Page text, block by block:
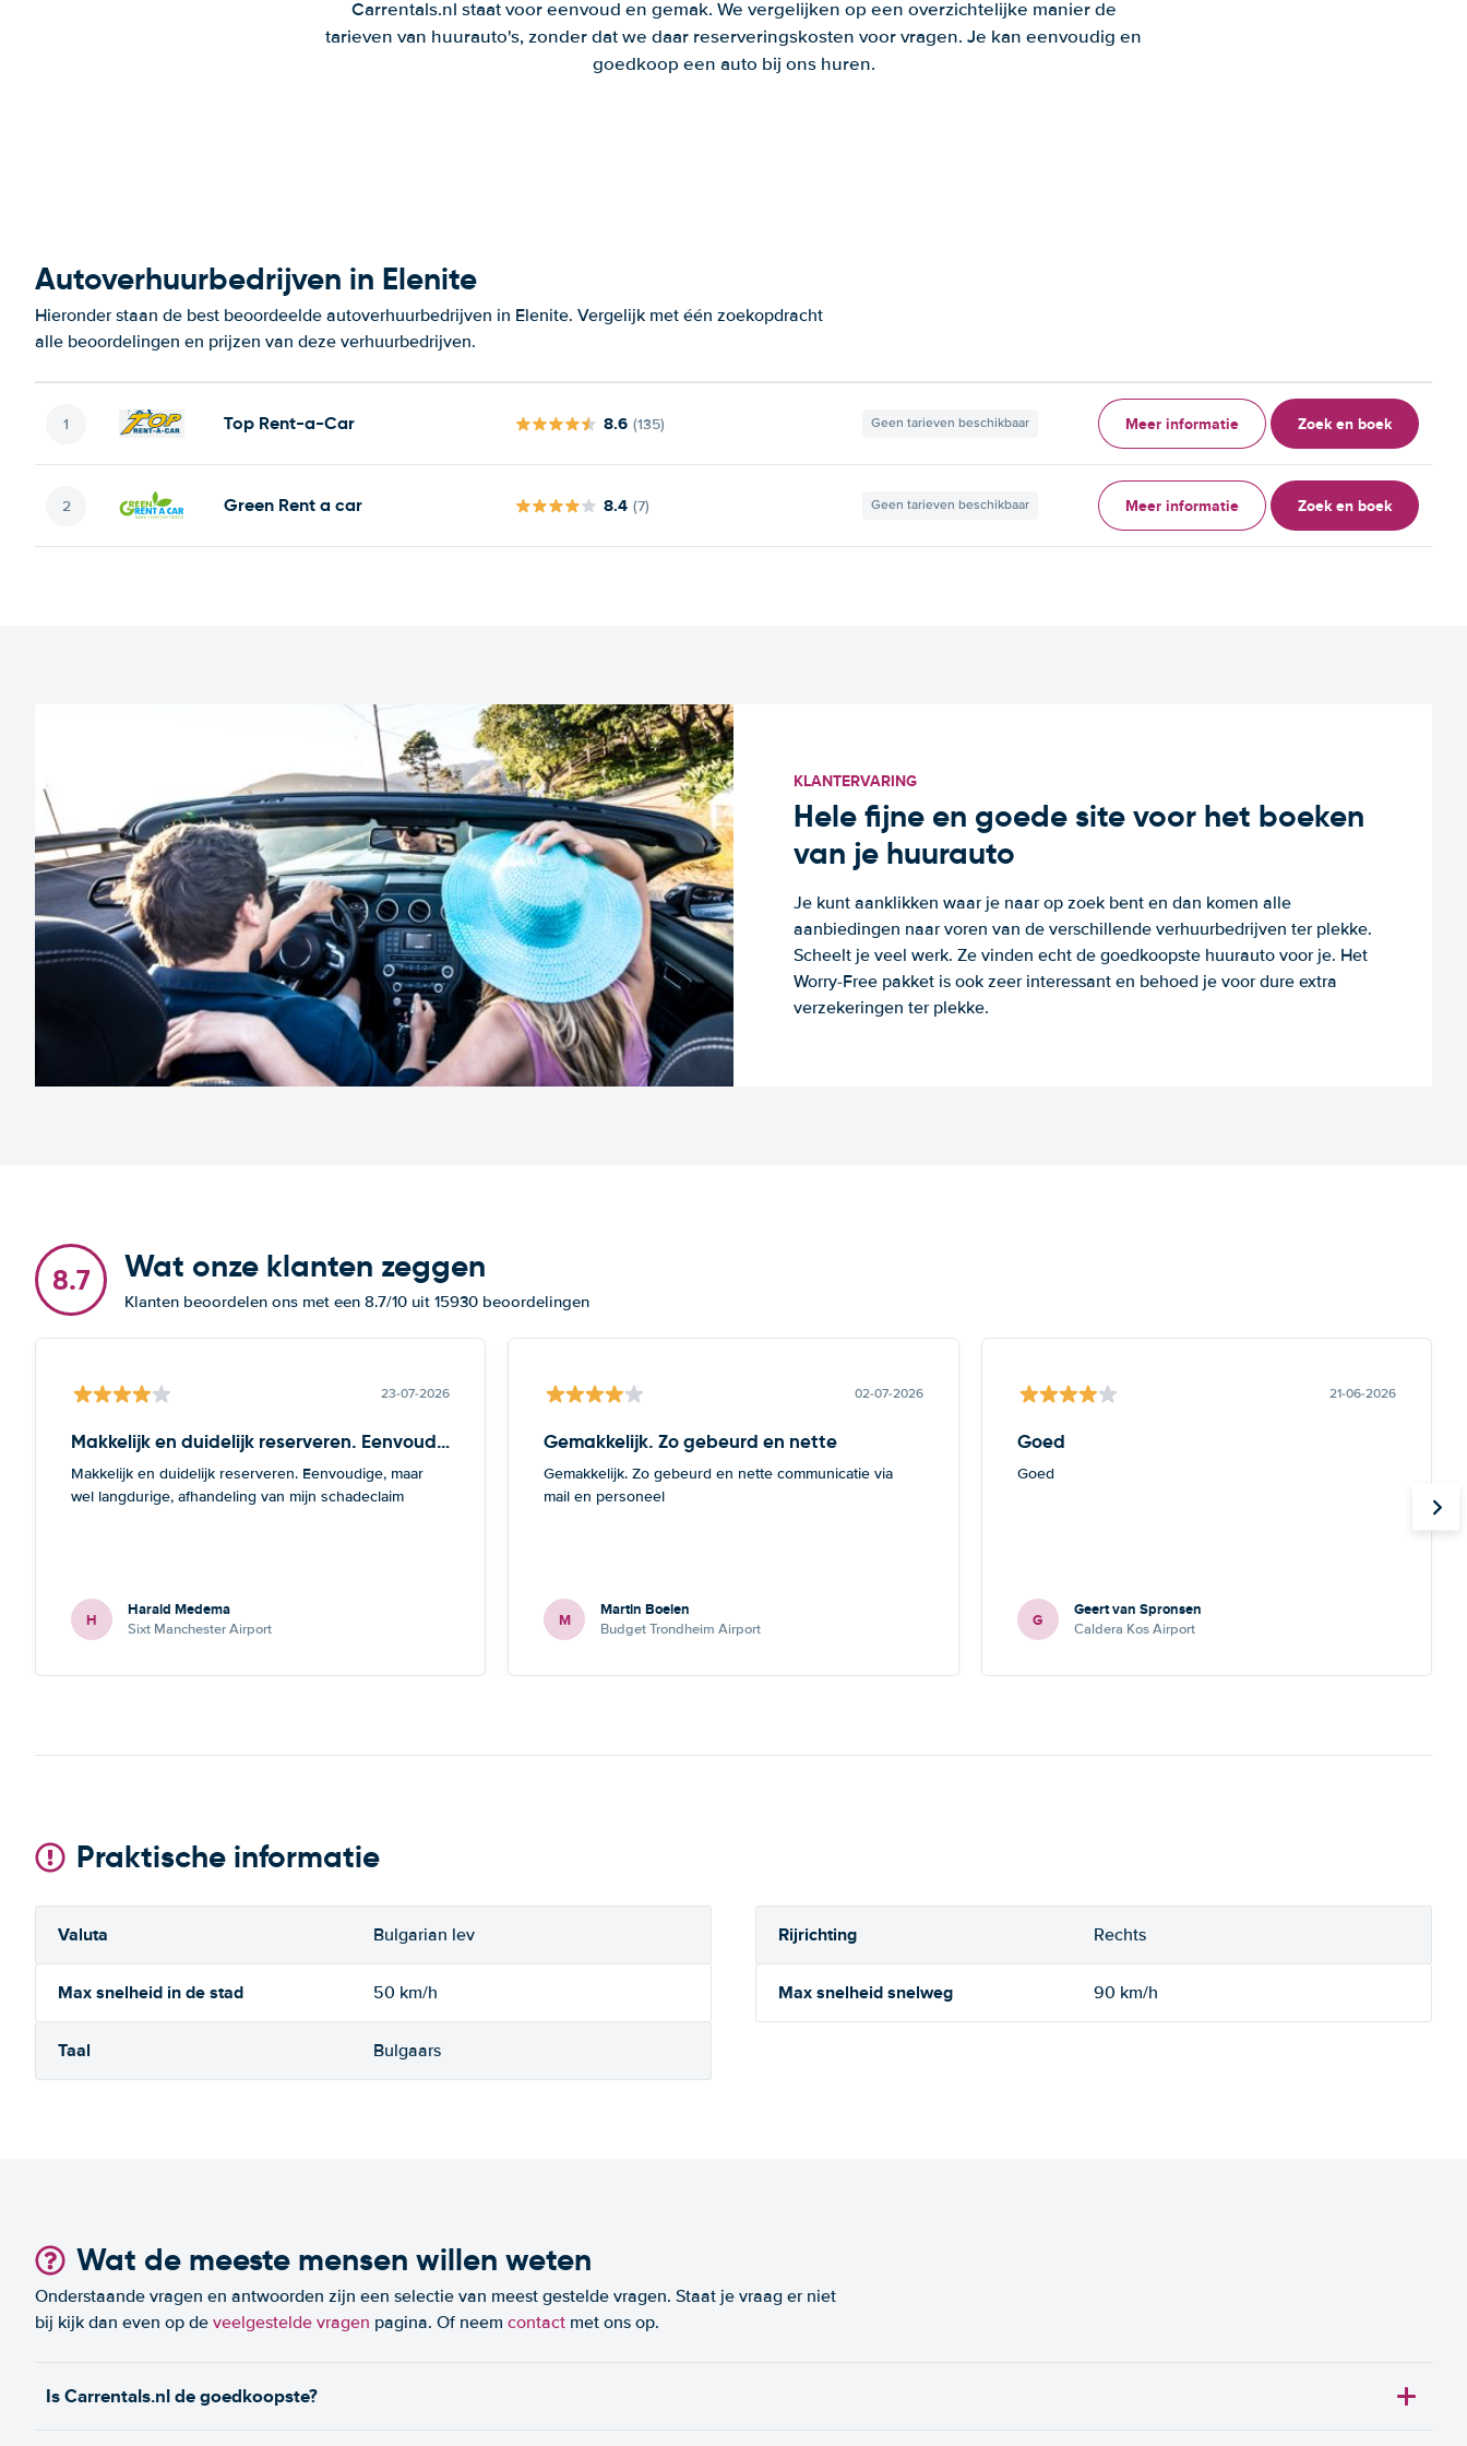
Carrentals.nl staat voor eenvoud en gemak. We vergelijken op een overzichtelijke manier de
tarieven van huurauto's, zonder dat we daar reserveringskosten voor vragen. Je kan eenvoudig en
goedkoop een auto bij ons huren.
Autoverhuurbedrijven in Elenite
Hieronder staan de best beoordeelde autoverhuurbedrijven in Elenite. Vergelijk met één zoekopdracht
alle beoordelingen en prijzen van deze verhuurbedrijven.
Top Rent-a-Car 8.6 (135) Geen tarieven beschikbaar Meer informatie Zoek en boek
Green Rent a car 8.4 (7) Geen tarieven beschikbaar Meer informatie Zoek en boek
KLANTERVARING
Hele fijne en goede site voor het boeken
van je huurauto
Je kunt aanklikken waar je naar op zoek bent en dan komen alle
aanbiedingen naar voren van de verschillende verhuurbedrijven ter plekke.
Scheelt je veel werk. Ze vinden echt de goedkoopste huurauto voor je. Het
Worry-Free pakket is ook zeer interessant en behoed je voor dure extra
verzekeringen ter plekke.
8.7 Wat onze klanten zeggen
Klanten beoordelen ons met een 8.7/10 uit 15930 beoordelingen
23-07-2026
Makkelijk en duidelijk reserveren. Eenvoudige
Makkelijk en duidelijk reserveren. Eenvoudige, maar
wel langdurige, afhandeling van mijn schadeclaim
H Harald Medema
Sixt Manchester Airport
02-07-2026
Gemakkelijk. Zo gebeurd en nette
Gemakkelijk. Zo gebeurd en nette communicatie via
mail en personeel
M Martin Boelen
Budget Trondheim Airport
21-06-2026
Goed
Goed
G Geert van Spronsen
Caldera Kos Airport
Praktische informatie
Valuta Bulgarian lev Rijrichting Rechts
Max snelheid in de stad 50 km/h Max snelheid snelweg 90 km/h
Taal Bulgaars
Wat de meeste mensen willen weten
Onderstaande vragen en antwoorden zijn een selectie van meest gestelde vragen. Staat je vraag er niet
bij kijk dan even op de veelgestelde vragen pagina. Of neem contact met ons op.
Is Carrentals.nl de goedkoopste?